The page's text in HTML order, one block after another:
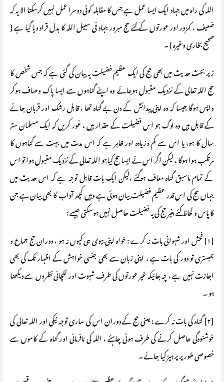
اللہ کی راہ میں جہاد ایک ایسا عمل ہے جس کا مقابلہ کوئی دوسرا عمل نہیں کرسکتا الا یہ کہ
ضعیف ، کمزور اور عورتوں کے لئے حج مبرور جہاد فی سبیل اللہ کا بدل قراد دیا گیا ہے {
صحیح بخاری وغیرہ } ۔
زیر بحث حدیث میں بھی حج کی ایک عظیم فضیلت یہ بیان کی گئی ہے کہ جس شخص کا
حج اللہ تعالی کے نزدیک مقبول ہوجائے وہ اپنے گناہوں سے ایسا پاک وصاف ہوکر
واپس ہوگا جیسا کہ وہ اپنی پیدائش کے دن بے گناہ تھا ، قابل رشک اور قربان جانے
کے قابل ہیں وہ لوگ جو اس فضیلت کے حقدار ہیں ، غور کریں کہ ایک مسلمان ستر
سال کا ہو، یا اس سے کم وزیادہ اور ظاہر ہے کہ اس مدت میں بہت سے گناہوں کا
مرتکب ہوا ہوگا ، لیکن اگر اس نے ایسا حج کیاجو اللہ تعالی کے نزدیک مقبول ہوا تو اس
کے تمام ماسبق گناہ معاف ہوگئے ،لیکن ایک بات قابل توجہ ہے کہ اس حدیث میں
جہاں حج کی اس قدر عظیم فضیلت بیان ہوئی ہے وہیں کچھ آداب کا بھی بیان ہے جن
کا پاس و لحاظ کئے بغیر حج کی یہ فضیلت حاصل نہیں ہوسکتی جیسے :
[۱] فحش اور شہوانی بات نہ کرے : خواہ اپنی بیوی ہی کیوں نہ ہو ، دوران حج جماع و
ہمبستری تو دور کی بات ہے ، اپنی زبان سے بھی جنسی خواہش کے اظہار تک کی بھی
اجازت نہیں ہے ، چہ جائیکہ غیر عورتوں کی طرف شہوت اور للچائی نظروں سے دیکھنا
ہو ۔
[۲] گناہ کی بات نہ کرے : یعنی حج کے دوران اس کی ساری توجہ نیکی اور اللہ تعالی کی
خوشنودگی حاصل کرنے کی طرف ہونی چاہئے ، اللہ کی نافرمانی اور گناہ کے کاموں سے
خصوصی طور پر پرہیز کیا جائے ۔